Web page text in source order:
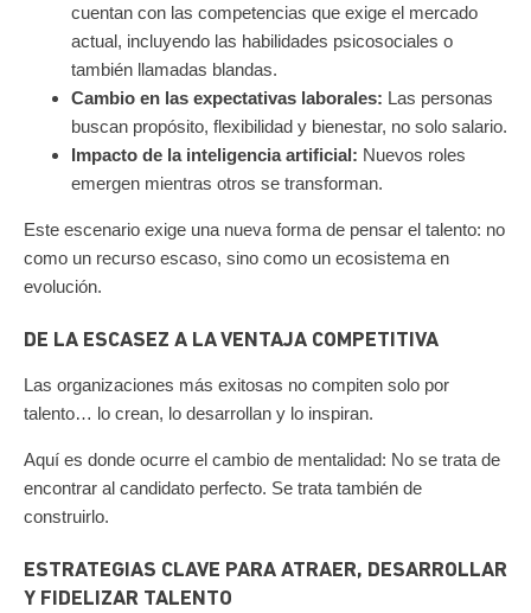
cuentan con las competencias que exige el mercado
actual, incluyendo las habilidades psicosociales o
también llamadas blandas.
Cambio en las expectativas laborales: Las personas
buscan propósito, flexibilidad y bienestar, no solo salario.
Impacto de la inteligencia artificial: Nuevos roles
emergen mientras otros se transforman.
Este escenario exige una nueva forma de pensar el talento: no
como un recurso escaso, sino como un ecosistema en
evolución.
DE LA ESCASEZ A LA VENTAJA COMPETITIVA
Las organizaciones más exitosas no compiten solo por
talento… lo crean, lo desarrollan y lo inspiran.
Aquí es donde ocurre el cambio de mentalidad: No se trata de
encontrar al candidato perfecto. Se trata también de
construirlo.
ESTRATEGIAS CLAVE PARA ATRAER, DESARROLLAR
Y FIDELIZAR TALENTO